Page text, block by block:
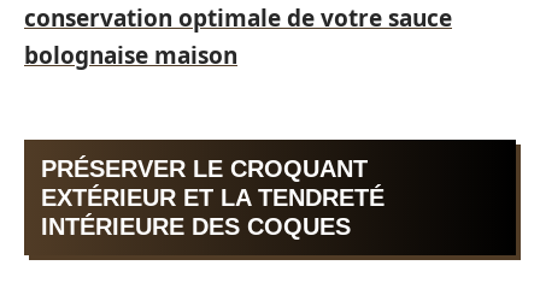
conservation optimale de votre sauce
bolognaise maison
PRÉSERVER LE CROQUANT
EXTÉRIEUR ET LA TENDRETÉ
INTÉRIEURE DES COQUES